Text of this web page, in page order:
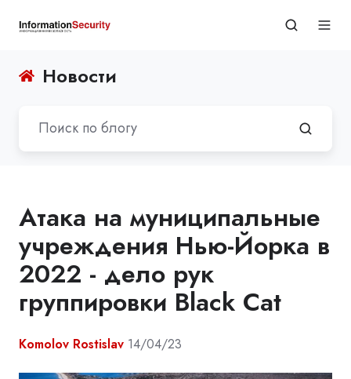
Новости
Атака на муниципальные
учреждения Нью-Йорка в
2022 - дело рук
группировки Black Cat
Komolov Rostislav 14/04/23